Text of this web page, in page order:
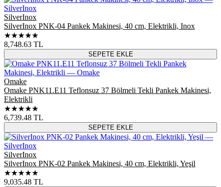
SilverInox
SilverInox PNK-04 Pankek Makinesi, 40 cm, Elektrikli, Inox
★★★★★
8,748.63 TL
SEPETE EKLE
Omake
Omake PNK11.E11 Teflonsuz 37 Bölmeli Tekli Pankek Makinesi,
Elektrikli
★★★★★
6,739.48 TL
SEPETE EKLE
SilverInox
SilverInox PNK-02 Pankek Makinesi, 40 cm, Elektrikli, Yeşil
★★★★★
9,035.48 TL